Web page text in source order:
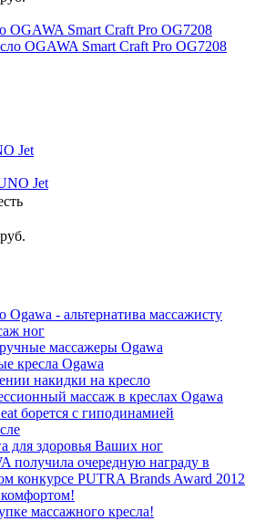
OGAWA Smart Craft Pro OG7208
Jet
руб.
Ogawa - альтернатива массажисту
ног
массажеры Ogawa
кресла Ogawa
накидки на кресло
массаж в креслах Ogawa
борется с гиподинамией
для здоровья Ваших ног
получила очередную награду в
конкурсе PUTRA Brands Award 2012
массажного кресла!